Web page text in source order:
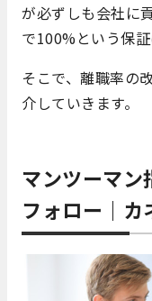
が必ずしも会社に
で100%という保
そこで、離職率の
介していきます。
マンツーマン
フォロー｜カ